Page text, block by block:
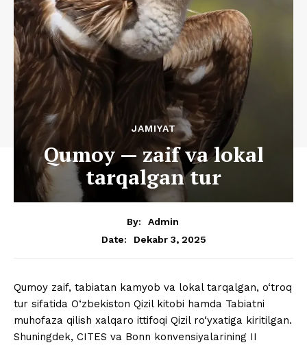
JAMIYAT
Qumoy — zaif va lokal
tarqalgan tur
By:
Admin
Date:
Dekabr 3, 2025
Qumoy zaif, tabiatan kamyob va lokal tarqalgan, o‘troq
tur sifatida O‘zbekiston Qizil kitobi hamda Tabiatni
muhofaza qilish xalqaro ittifoqi Qizil ro‘yxatiga kiritilgan.
Shuningdek, CITES va Bonn konvensiyalarining II